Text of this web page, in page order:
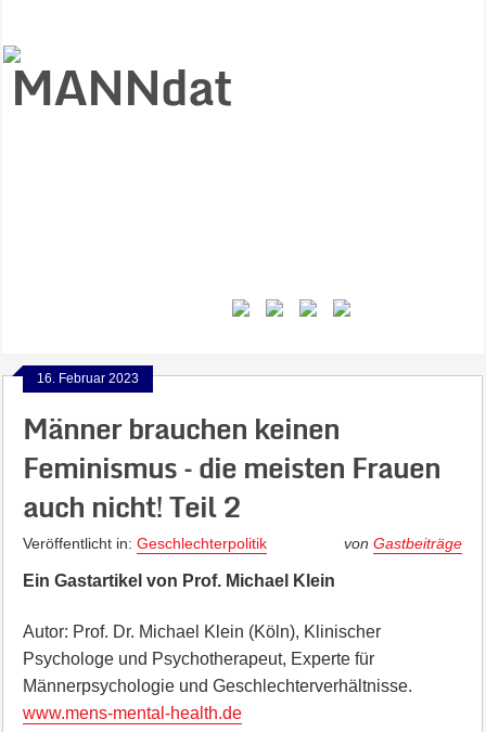
16. Februar 2023
Männer brauchen keinen
Feminismus – die meisten Frauen
auch nicht! Teil 2
Veröffentlicht in: Geschlechterpolitik vonGastbeiträge
Ein Gastartikel von Prof. Michael Klein
Autor: Prof. Dr. Michael Klein (Köln), Klinischer
Psychologe und Psychotherapeut, Experte für
Männerpsychologie und Geschlechterverhältnisse.
www.mens-mental-health.de